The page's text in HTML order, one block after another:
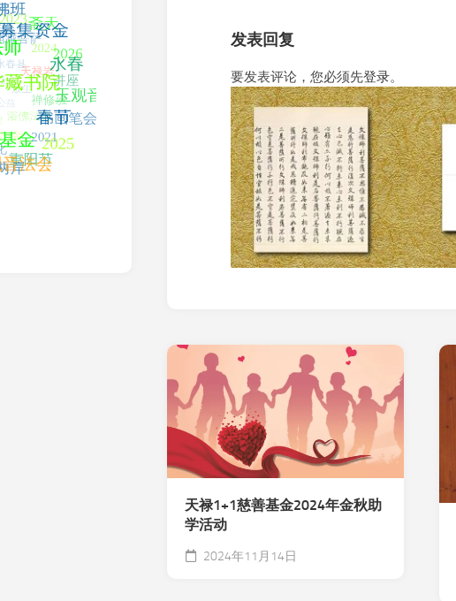
发表回复
要发表评论，您必须先登录。
天禄1+1慈善基金2024年金秋助
学活动
2024年11月14日